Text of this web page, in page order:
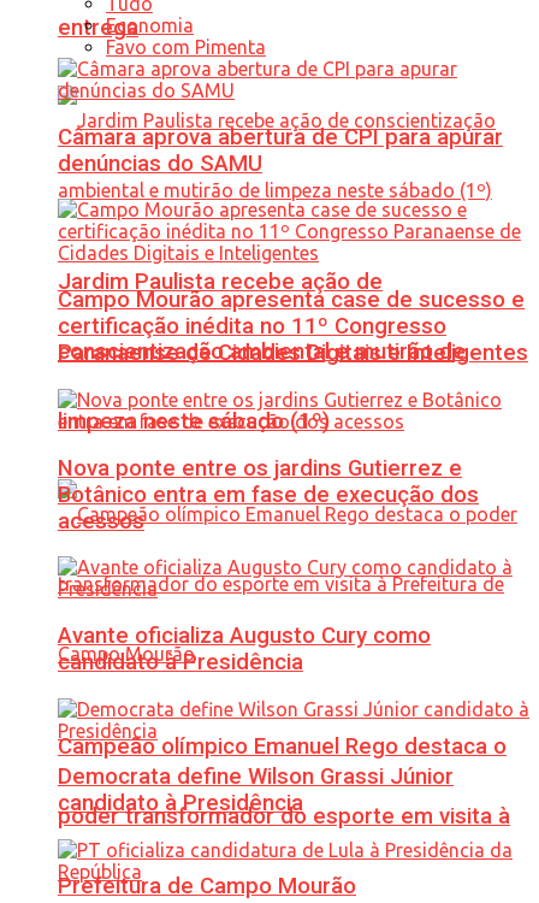
entrega
Jardim Paulista recebe ação de
conscientização ambiental e mutirão de
limpeza neste sábado (1º)
Campeão olímpico Emanuel Rego destaca o
poder transformador do esporte em visita à
Prefeitura de Campo Mourão
Economia
Favo com Pimenta
Câmara aprova abertura de CPI para apurar
denúncias do SAMU
Campo Mourão apresenta case de sucesso e
certificação inédita no 11º Congresso
Paranaense de Cidades Digitais e Inteligentes
Nova ponte entre os jardins Gutierrez e
Botânico entra em fase de execução dos
acessos
Avante oficializa Augusto Cury como
candidato à Presidência
Democrata define Wilson Grassi Júnior
candidato à Presidência